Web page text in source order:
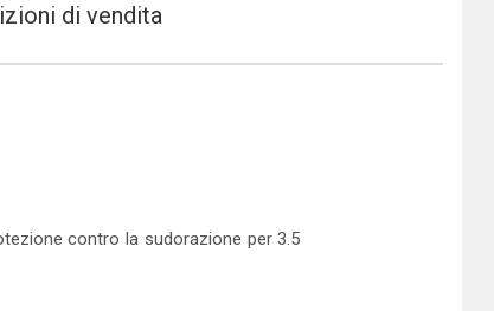
di vendita
contro la sudorazione per 3.5